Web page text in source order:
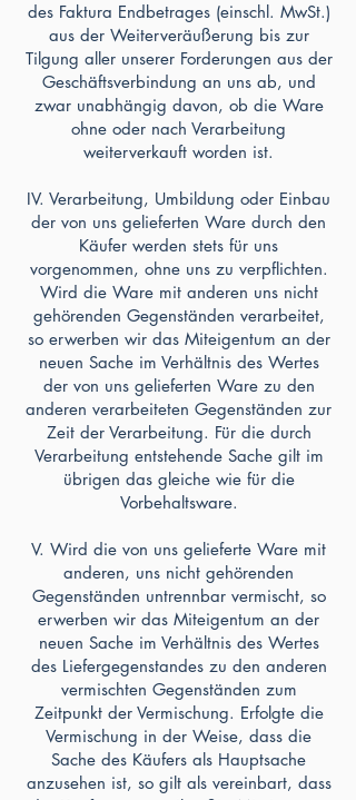
des Faktura Endbetrages (einschl. MwSt.)
aus der Weiterveräußerung bis zur
Tilgung aller unserer Forderungen aus der
Geschäftsverbindung an uns ab, und
zwar unabhängig davon, ob die Ware
ohne oder nach Verarbeitung
weiterverkauft worden ist.
IV. Verarbeitung, Umbildung oder Einbau
der von uns gelieferten Ware durch den
Käufer werden stets für uns
vorgenommen, ohne uns zu verpflichten.
Wird die Ware mit anderen uns nicht
gehörenden Gegenständen verarbeitet,
so erwerben wir das Miteigentum an der
neuen Sache im Verhältnis des Wertes
der von uns gelieferten Ware zu den
anderen verarbeiteten Gegenständen zur
Zeit der Verarbeitung. Für die durch
Verarbeitung entstehende Sache gilt im
übrigen das gleiche wie für die
Vorbehaltsware.
V. Wird die von uns gelieferte Ware mit
anderen, uns nicht gehörenden
Gegenständen untrennbar vermischt, so
erwerben wir das Miteigentum an der
neuen Sache im Verhältnis des Wertes
des Liefergegenstandes zu den anderen
vermischten Gegenständen zum
Zeitpunkt der Vermischung. Erfolgte die
Vermischung in der Weise, dass die
Sache des Käufers als Hauptsache
anzusehen ist, so gilt als vereinbart, dass